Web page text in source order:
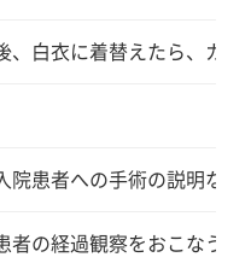
、白衣に着替えたら、カ
院患者への手術の説明など
者の経過観察をおこなう